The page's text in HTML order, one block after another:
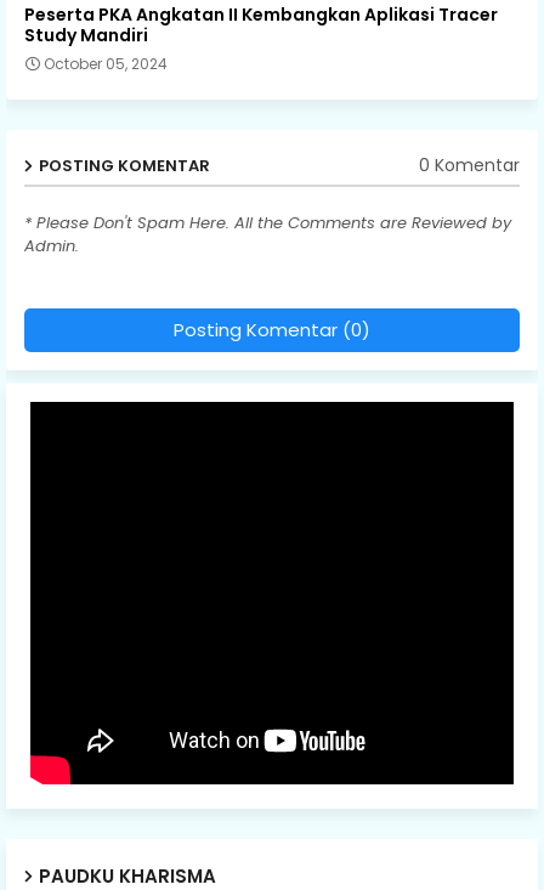
Peserta PKA Angkatan II Kembangkan Aplikasi Tracer
Study Mandiri
October 05, 2024
POSTING KOMENTAR 0 Komentar
* Please Don't Spam Here. All the Comments are Reviewed by
Admin.
Posting Komentar (0)
PAUDKU KHARISMA